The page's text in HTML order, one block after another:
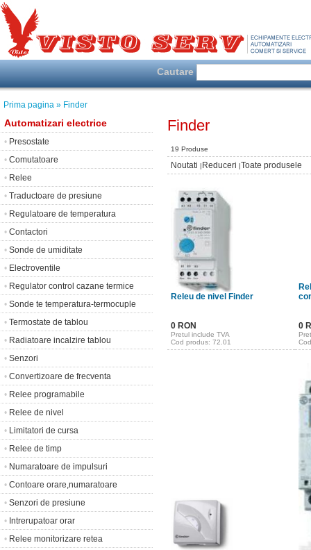
Cautare
Prima pagina » Finder
Automatizari electrice
• Presostate
• Comutatoare
• Relee
• Traductoare de presiune
• Regulatoare de temperatura
• Contactori
• Sonde de umiditate
• Electroventile
• Regulator control cazane termice
• Sonde te temperatura-termocuple
• Termostate de tablou
• Radiatoare incalzire tablou
• Senzori
• Convertizoare de frecventa
• Relee programabile
• Relee de nivel
• Limitatori de cursa
• Relee de timp
• Numaratoare de impulsuri
• Contoare orare,numaratoare
• Senzori de presiune
• Intrerupatoar orar
• Relee monitorizare retea
Finder
19 Produse
Noutati | Reduceri |Toate produsele
Releu de nivel Finder
0 RON
Pretul include TVA
Cod produs: 72.01
0